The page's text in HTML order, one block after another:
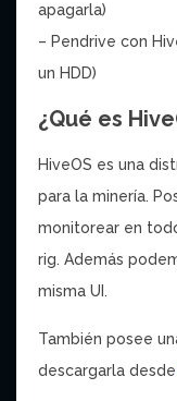
apagarla)
– Pendrive con
un HDD)
¿Qué es
HiveOS es una
para la minería.
monitorear en
rig. Además
misma UI.
También posee
descargarla desde